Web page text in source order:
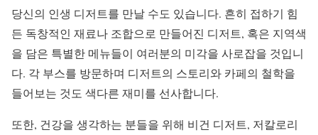
당신의 인생 디저트를 만날 수도 있습니다. 흔히 접하기 힘
든 독창적인 재료나 조합으로 만들어진 디저트, 혹은 지역색
을 담은 특별한 메뉴들이 여러분의 미각을 사로잡을 것입니
다. 각 부스를 방문하며 디저트의 스토리와 카페의 철학을
들어보는 것도 색다른 재미를 선사합니다.
또한, 건강을 생각하는 분들을 위해 비건 디저트, 저칼로리